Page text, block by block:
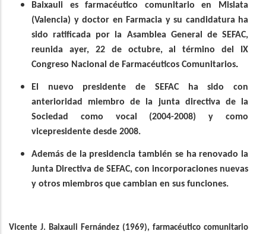
Baixauli es farmacéutico comunitario en Mislata
(Valencia) y doctor en Farmacia y su candidatura ha
sido ratificada por la Asamblea General de SEFAC,
reunida ayer, 22 de octubre, al término del IX
Congreso Nacional de Farmacéuticos Comunitarios.
El nuevo presidente de SEFAC ha sido con
anterioridad miembro de la junta directiva de la
Sociedad como vocal (2004-2008) y como
vicepresidente desde 2008.
Además de la presidencia también se ha renovado la
Junta Directiva de SEFAC, con incorporaciones nuevas
y otros miembros que cambian en sus funciones.
Vicente J. Baixauli Fernández (1969), farmacéutico comunitario